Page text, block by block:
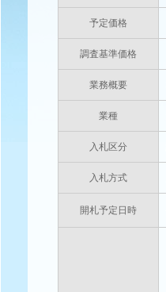
予定価格
調査基準価格
業務概要
業種
入札区分
入札方式
開札予定日時